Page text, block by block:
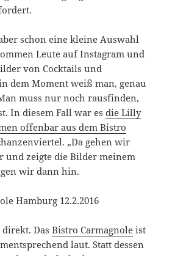
schon eine kleine Auswahl
Leute auf Instagram und
von Cocktails und
dem Moment weiß man, genau
muss nur noch rausfinden,
In diesem Fall war esdie Lilly
offenbar aus dem Bistro
„Da gehen wir
und zeigte die Bilder meinem
wir dann hin.
direkt. DasBistro Carmagnole ist
laut. Statt dessen